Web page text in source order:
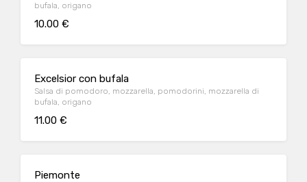
bufala, origano
10.00 €
Excelsior con bufala
Salsa di pomodoro, mozzarella, pomodorini, mozzarella di
bufala, origano
11.00 €
Piemonte